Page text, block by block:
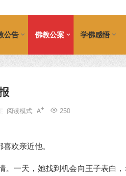
公告 佛教公案 学佛感悟
250
阅读模式
欢亲近他。
。一天，她找到机会向王子表白